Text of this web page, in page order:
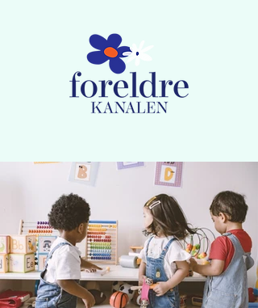
Medlemskap
Lag ny bruker / Logg inn